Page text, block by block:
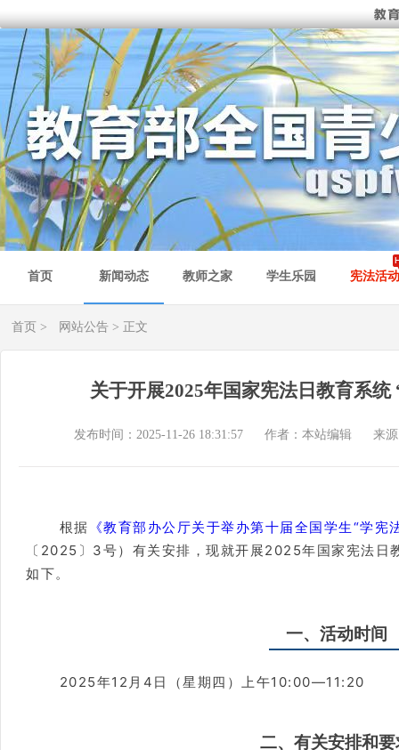
首页 新闻动态 教师之家 学生乐园 宪法活动
首页 > 网站公告 > 正文
关于开展2025年国家宪法日教育系统
发布时间：2025-11-26 18:31:57 作者：本站编辑 来
根据 《教育部办公厅关于举办第十届全国学生“学宪
〔2025〕3号）有关安排，现就开展2025年国家宪法日
如下。
一、活动时间
2025年12月4日（星期四）上午10:00—11:20
二、有关安排和